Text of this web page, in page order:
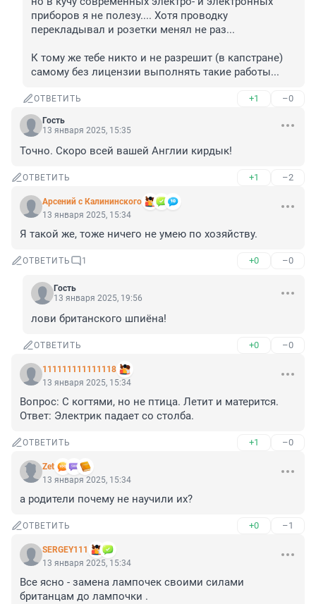
приборов я не полезу.... Хотя проводку
перекладывал и розетки менял не раз...
К тому же тебе никто и не разрешит (в капстране)
самому без лицензии выполнять такие работы...
ОТВЕТИТЬ +1 –0
Гость
13 января 2025, 15:35
Точно. Скоро всей вашей Англии кирдык!
ОТВЕТИТЬ +1 –2
Арсений с Калининского
13 января 2025, 15:34
Я такой же, тоже ничего не умею по хозяйству.
ОТВЕТИТЬ 1 +0 –0
Гость
13 января 2025, 19:56
лови британского шпиёна!
ОТВЕТИТЬ +0 –0
111111111111118
13 января 2025, 15:34
Вопрос: С когтями, но не птица. Летит и матерится.
Ответ: Электрик падает со столба.
ОТВЕТИТЬ +1 –0
Zet
13 января 2025, 15:34
а родители почему не научили их?
ОТВЕТИТЬ +0 –1
SERGEY111
13 января 2025, 15:34
Все ясно - замена лампочек своими силами
британцам до лампочки .